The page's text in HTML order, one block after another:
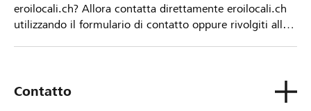
eroilocali.ch? Allora contatta direttamente eroilocali.ch
utilizzando il formulario di contatto oppure rivolgiti alla
Contatto